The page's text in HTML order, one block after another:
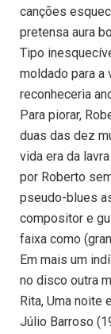
canções
pretensa aura
Tipo
moldado para a
reconheceria
Para piorar,
duas das dez
vida era da
por Roberto
pseudo-blues
compositor e
faixa como
Em mais um
no disco outra
Rita, Uma noite
Júlio Barroso